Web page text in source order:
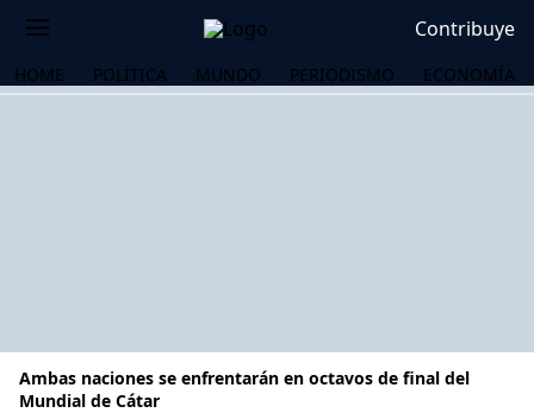
Contribuye
HOME POLÍTICA MUNDO PERIODISMO ECONOMÍA
Ambas naciones se enfrentarán en octavos de final del
Mundial de Cátar